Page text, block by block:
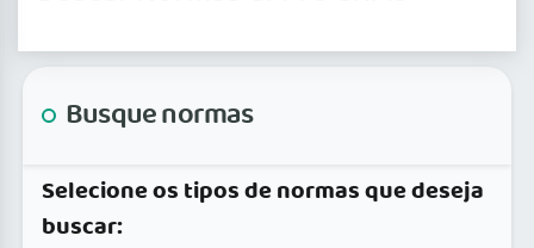
Busque normas
Selecione os tipos de normas que deseja
buscar: